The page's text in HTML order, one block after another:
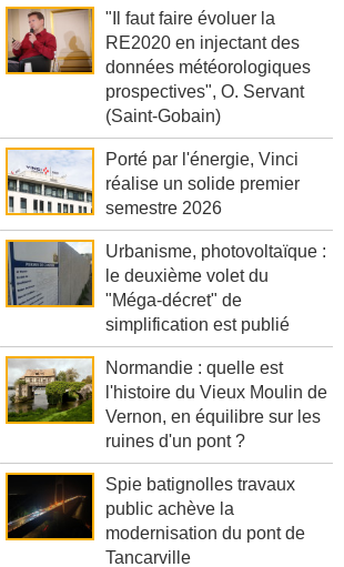
"Il faut faire évoluer la
RE2020 en injectant des
données météorologiques
prospectives", O. Servant
(Saint-Gobain)
Porté par l'énergie, Vinci
réalise un solide premier
semestre 2026
Urbanisme, photovoltaïque :
le deuxième volet du
"Méga-décret" de
simplification est publié
Normandie : quelle est
l'histoire du Vieux Moulin de
Vernon, en équilibre sur les
ruines d'un pont ?
Spie batignolles travaux
public achève la
modernisation du pont de
Tancarville